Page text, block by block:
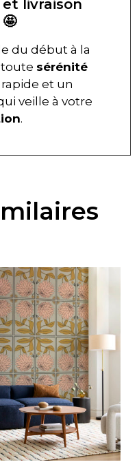
livraison
du début à la
sérénité
et un
veille à votre
.